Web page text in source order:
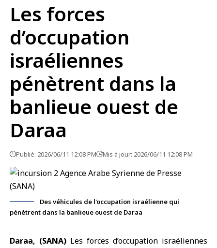
Les forces
d’occupation
israéliennes
pénètrent dans la
banlieue ouest de
Daraa
Publié: 2026/06/11 12:08 PM Mis à jour: 2026/06/11 12:08 PM
Des véhicules de l'occupation israélienne qui
pénètrent dans la banlieue ouest de Daraa
Daraa, (SANA) Les forces d’occupation israéliennes